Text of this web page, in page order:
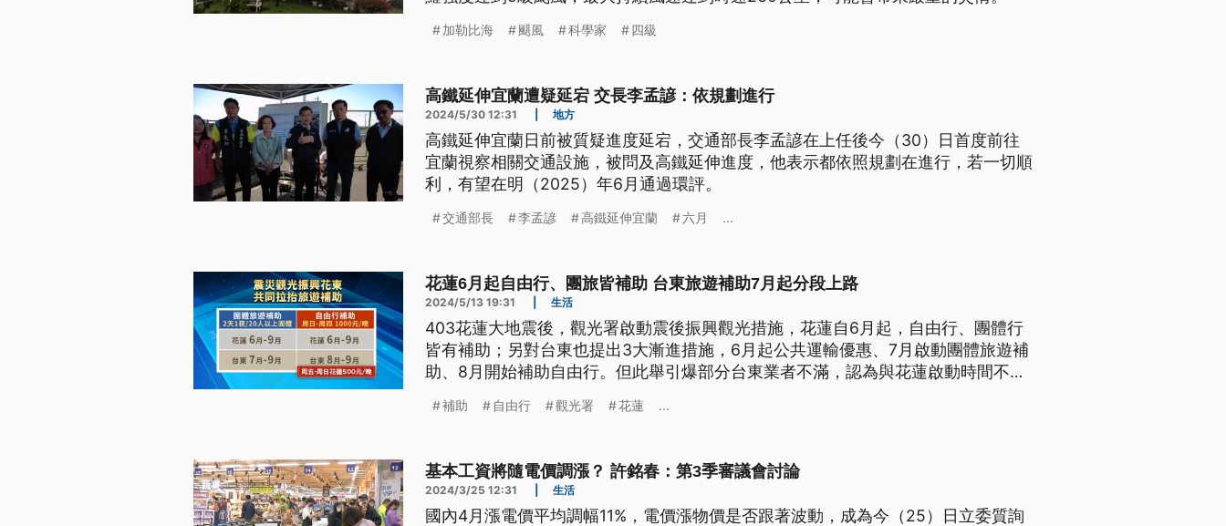
加勒比海 颶風 科學家 四級
高鐵延伸宜蘭遭疑延宕 交長李孟諺：依規劃進行
2024/5/30 12:31 地方
高鐵延伸宜蘭日前被質疑進度延宕，交通部長李孟諺在上任後今（30）日首度前往
宜蘭視察相關交通設施，被問及高鐵延伸進度，他表示都依照規劃在進行，若一切順
利，有望在明（2025）年6月通過環評。
交通部長 李孟諺 高鐵延伸宜蘭 六月 ...
花蓮6月起自由行、團旅皆補助 台東旅遊補助7月起分段上路
2024/5/13 19:31 生活
403花蓮大地震後，觀光署啟動震後振興觀光措施，花蓮自6月起，自由行、團體行
皆有補助；另對台東也提出3大漸進措施，6月起公共運輸優惠、7月啟動團體旅遊補
助、8月開始補助自由行。但此舉引爆部分台東業者不滿，認為與花蓮啟動時間不
花東旅遊。
補助 自由行 觀光署 花蓮 ...
基本工資將隨電價調漲？ 許銘春：第3季審議會討論
2024/3/25 12:31 生活
國內4月漲電價平均調幅11%，電價漲物價是否跟著波動，成為今（25）日立委質詢